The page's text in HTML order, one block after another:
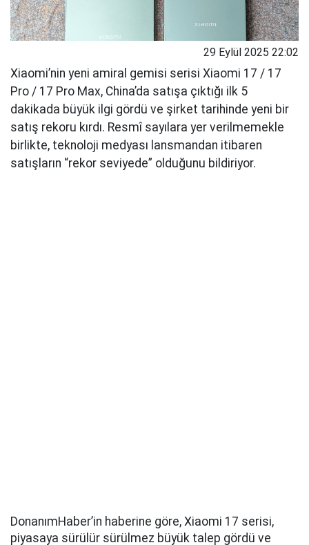
29 Eylül 2025 22:02
Xiaomi’nin yeni amiral gemisi serisi Xiaomi 17 / 17
Pro / 17 Pro Max, China’da satışa çıktığı ilk 5
dakikada büyük ilgi gördü ve şirket tarihinde yeni bir
satış rekoru kırdı. Resmî sayılara yer verilmemekle
birlikte, teknoloji medyası lansmandan itibaren
satışların “rekor seviyede” olduğunu bildiriyor.
DonanımHaber’in haberine göre, Xiaomi 17 serisi,
piyasaya sürülür sürülmez büyük talep gördü ve